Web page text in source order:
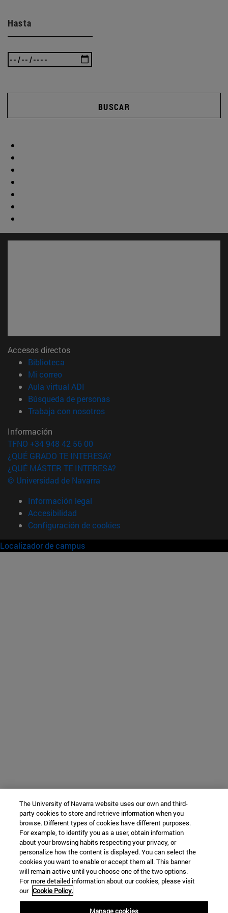
Hasta
BUSCAR
Accesos directos
Biblioteca
Mi correo(abre en nueva ventana)
Aula virtual ADI
Búsqueda de personas(abre en nueva ventana)
Trabaja con nosotros(abre en nueva ventana)
Información
TFNO +34 948 42 56 00
¿QUÉ GRADO TE INTERESA?
¿QUÉ MÁSTER TE INTERESA?
© Universidad de Navarra
Información legal
Accesibilidad
Configuración de cookies
Localizador de campus
The University of Navarra website uses our own and third-
party cookies to store and retrieve information when you
browse. Different types of cookies have different purposes.
For example, to identify you as a user, obtain information
about your browsing habits respecting your privacy, or
personalize how the content is displayed. You can select the
cookies you want to enable or accept them all. This banner
will remain active until you choose one of the two options.
For more detailed information about our cookies, please visit
our Cookie Policy.
Manage cookies